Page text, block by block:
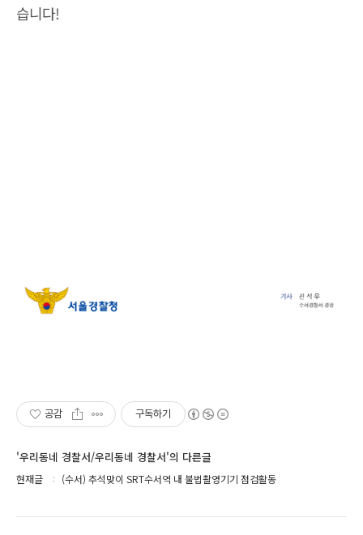
습니다!
공감 구독하기
'우리동네 경찰서/우리동네 경찰서'의 다른글
현재글 (수서) 추석맞이 SRT수서역 내 불법촬영기기 점검활동